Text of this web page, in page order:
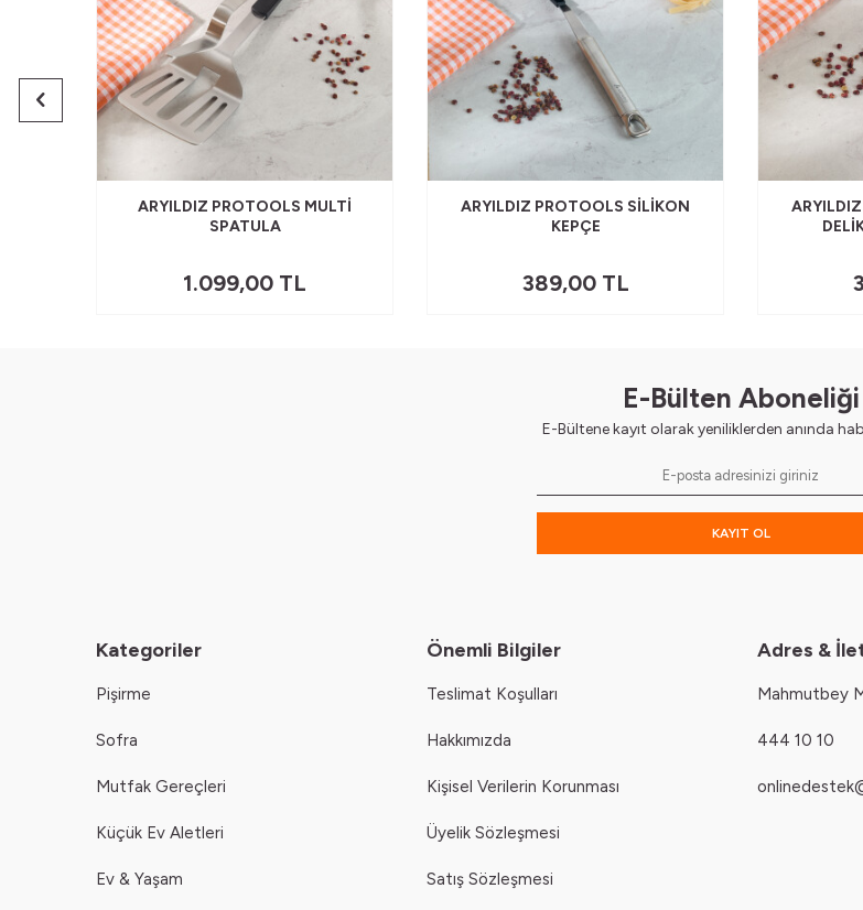
ARYILDIZ PROTOOLS MULTI
SPATULA
1.099,00 TL
ARYILDIZ PROTOOLS SILIKON
KEPÇE
389,00TL
E-Bülten Aboneliği
E-Bültene kayıt olarak yeniliklerden anında
KAYIT OL
Kategoriler
Pişirme
Sofra
Mutfak Gereçleri
Küçük Ev Aletleri
Ev & Yaşam
Önemli Bilgiler
Teslimat Koşulları
Hakkımızda
Kişisel Verilerin Korunması
Üyelik Sözleşmesi
Satış Sözleşmesi
Adres &
Mahmutbey
444 10 10